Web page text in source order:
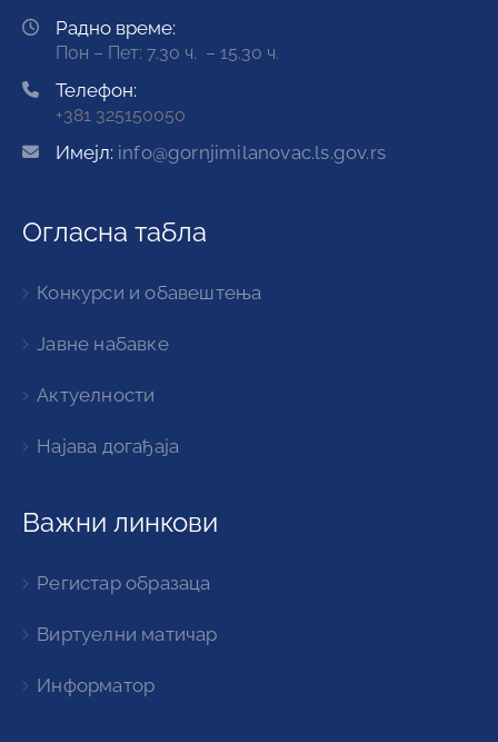
Радно време:
Пон – Пет: 7.30 ч. – 15.30 ч.
Телефон:
+381 325150050
Имејл: info@gornjimilanovac.ls.gov.rs
Огласна табла
Конкурси и обавештења
Јавне набавке
Актуелности
Најава догађаја
Важни линкови
Регистар образаца
Виртуелни матичар
Информатор